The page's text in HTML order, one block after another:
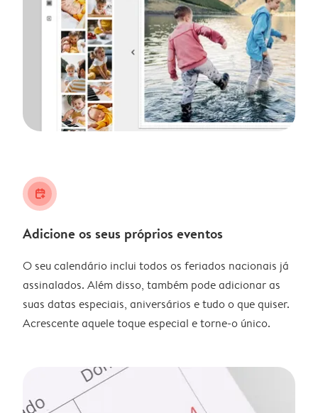
calendar_plus
Adicione os seus próprios eventos
O seu calendário inclui todos os feriados nacionais já
assinalados. Além disso, também pode adicionar as
suas datas especiais, aniversários e tudo o que quiser.
Acrescente aquele toque especial e torne-o único.